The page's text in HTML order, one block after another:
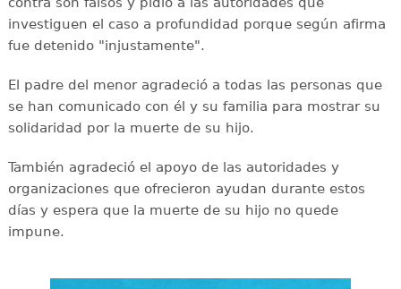
investiguen el caso a profundidad porque según afirma
fue detenido "injustamente".
El padre del menor agradeció a todas las personas que
se han comunicado con él y su familia para mostrar su
solidaridad por la muerte de su hijo.
También agradeció el apoyo de las autoridades y
organizaciones que ofrecieron ayudan durante estos
días y espera que la muerte de su hijo no quede
impune.